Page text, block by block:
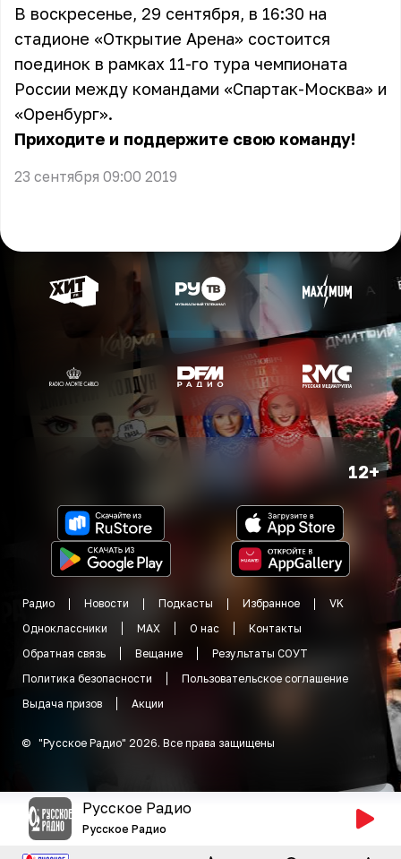
В воскресенье, 29 сентября, в 16:30 на
стадионе «Открытие Арена» состоится
поединок в рамках 11-го тура чемпионата
России между командами «Спартак-Москва» и
«Оренбург».
Приходите и поддержите свою команду!
23 сентября 09:00 2019
12+
Радио Новости Подкасты Избранное
VK
Одноклассники
MAX О нас
Контакты
Обратная связь
Вещание
Результаты СОУТ
Политика безопасности
Пользовательское соглашение
Выдача призов
Акции
© "Русское Радио" 2026. Все права защищены
Русское Радио
Русское Радио